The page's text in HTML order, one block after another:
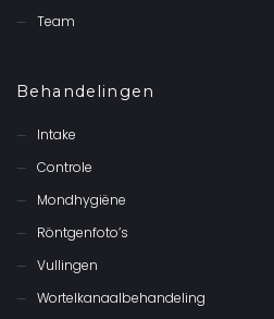
Team
Behandelingen
Intake
Controle
Mondhygiëne
Röntgenfoto’s
Vullingen
Wortelkanaalbehandeling